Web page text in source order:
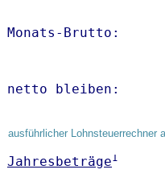
Monats-
netto
ausführlicher Lohnsteuerrechner
Jahresbeträge1